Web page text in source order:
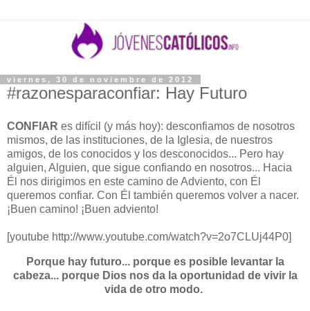
viernes, 30 de noviembre de 2012
#razonesparaconfiar: Hay Futuro
CONFIAR es difícil (y más hoy): desconfiamos de nosotros
mismos, de las instituciones, de la Iglesia, de nuestros
amigos, de los conocidos y los desconocidos... Pero hay
alguien, Alguien, que sigue confiando en nosotros... Hacia
Él nos dirigimos en este camino de Adviento, con Él
queremos confiar. Con Él también queremos volver a nacer.
¡Buen camino! ¡Buen adviento!
[youtube http://www.youtube.com/watch?v=2o7CLUj44P0]
Porque hay futuro... porque es posible levantar la
cabeza... porque Dios nos da la oportunidad de vivir la
vida de otro modo.